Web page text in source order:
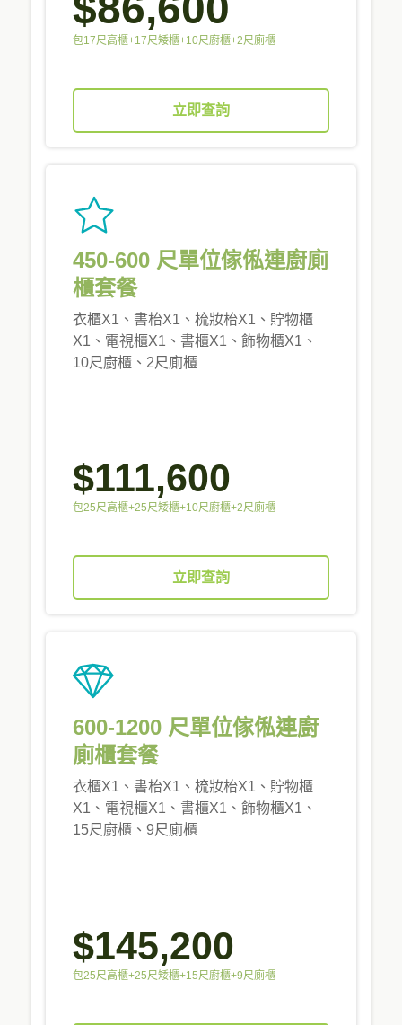
包17尺高櫃+17尺矮櫃+10尺廚櫃+2尺廁櫃
立即查詢
450-600 尺單位傢俬連廚廁
櫃套餐
衣櫃X1、書枱X1、梳妝枱X1、貯物櫃
X1、電視櫃X1、書櫃X1、飾物櫃X1、
10尺廚櫃、2尺廁櫃
$111,600
包25尺高櫃+25尺矮櫃+10尺廚櫃+2尺廁櫃
立即查詢
600-1200 尺單位傢俬連廚
廁櫃套餐
衣櫃X1、書枱X1、梳妝枱X1、貯物櫃
X1、電視櫃X1、書櫃X1、飾物櫃X1、
15尺廚櫃、9尺廁櫃
$145,200
包25尺高櫃+25尺矮櫃+15尺廚櫃+9尺廁櫃